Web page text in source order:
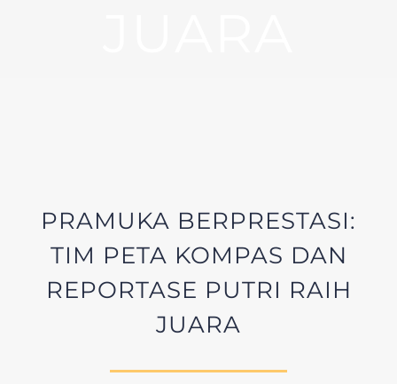
PRAMUKA BERPRESTASI:
TIM PETA KOMPAS DAN
REPORTASE PUTRI RAIH
JUARA